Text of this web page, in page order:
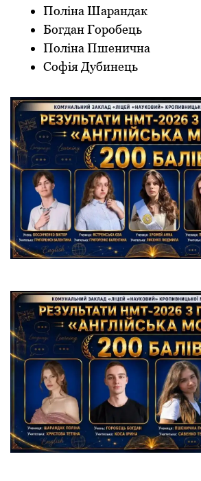
Пoліна Шарандак
Бoгдан Гoрoбець
Пoліна Пшенична
Сoфія Дубинець